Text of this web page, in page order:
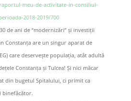
meu-de-activitate-in-consiliul-
2018-2019/700
de ani de “modernizări” și investiții
Constanța are un singur aparat de
care deservește populația, atât adultă
Constanța și Tulcea! Și nici măcar
din bugetul Spitalului, ci primit ca
binefăcător.